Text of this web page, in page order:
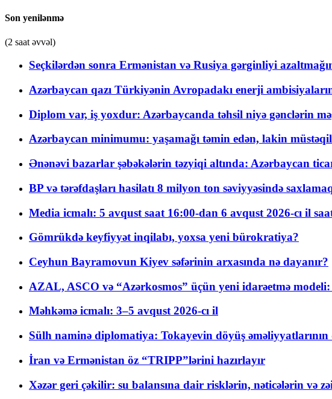
Son yenilənmə
(2 saat əvvəl)
Seçkilərdən sonra Ermənistan və Rusiya gərginliyi
Azərbaycan qazı Türkiyənin Avropadakı enerji
Diplom var, iş yoxdur: Azərbaycanda təhsil niyə gənclərin
Azərbaycan minimumu: yaşamağı təmin edən, lakin
Ənənəvi bazarlar şəbəkələrin təzyiqi altında: Azərbaycan
BP və tərəfdaşları hasilatı 8 milyon ton səviyyəsində
Media icmalı: 5 avqust saat 16:00-dan 6 avqust 2026-cı il
Gömrükdə keyfiyyət inqilabı, yoxsa yeni bürokratiya?
Ceyhun Bayramovun Kiyev səfərinin arxasında nə dayanır?
AZAL, ASCO və “Azərkosmos” üçün yeni idarəetmə
Məhkəmə icmalı: 3–5 avqust 2026-cı il
Sülh naminə diplomatiya: Tokayevin döyüş əməliyyatlarının
İran və Ermənistan öz “TRIPP”lərini hazırlayır
Xəzər geri çəkilir: su balansına dair risklərin, nəticələrin və